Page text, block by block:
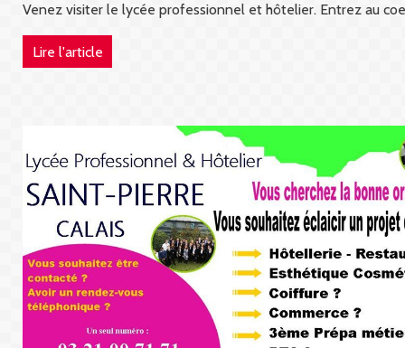
Venez visiter le lycée professionnel et hôtelier. Entrez au
Lire l'article